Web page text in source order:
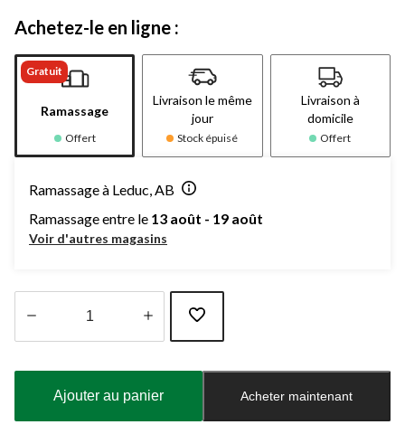
Achetez-le en ligne :
Gratuit
Ramassage
Offert
Livraison le même
jour
Stock épuisé
Livraison à
domicile
Offert
Ramassage à Leduc, AB
Ramassage entre le 13 août - 19 août
Voir d'autres magasins
à
Ajouter au panier Acheter maintenant